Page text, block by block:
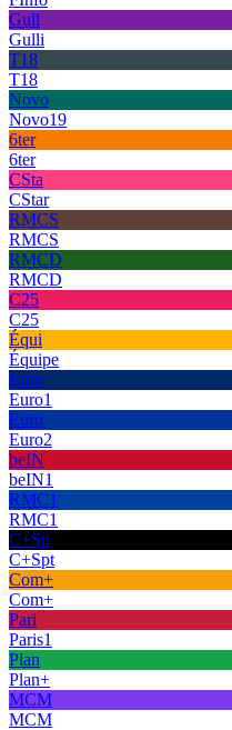
Gull
Gulli
T18
T18
Novo
Novo19
6ter
6ter
CSta
CStar
RMCS
RMCS
RMCD
RMCD
C25
C25
Équi
Équipe
Euro
Euro1
Euro
Euro2
beIN
beIN1
RMC1
RMC1
C+Sp
C+Spt
Com+
Com+
Pari
Paris1
Plan
Plan+
MCM
MCM